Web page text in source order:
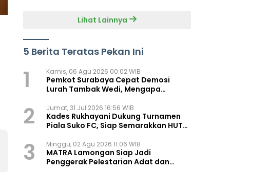
Lihat Lainnya
5 Berita Teratas Pekan Ini
1 Kamis, 06 Agu 2026 00:02 WIB
Pemkot Surabaya Cepat Demosi
Lurah Tambak Wedi, Mengapa
2 Jumat, 31 Jul 2026 16:56 WIB
Kades Rukhayani Dukung Turnamen
Piala Suko FC, Siap Semarakkan HUT
3 Minggu, 02 Agu 2026 11:06 WIB
MATRA Lamongan Siap Jadi
Penggerak Pelestarian Adat dan